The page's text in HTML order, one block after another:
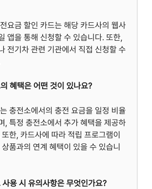
요금 할인 카드는 해당 카드사의 웹사
앱을 통해 신청할 수 있습니다. 또한,
전기차 관련 기관에서 직접 신청할 수
혜택은 어떤 것이 있나요?
충전소에서의 충전 요금을 일정 비율
, 특정 충전소에서 추가 혜택을 제공하
한, 카드사에 따라 적립 프로그램이
품과의 연계 혜택이 있을 수 있습니
용 시 유의사항은 무엇인가요?